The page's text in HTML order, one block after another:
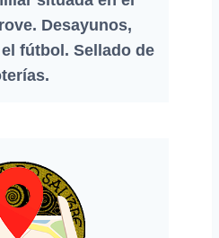
Desayunos,
fútbol. Sellado de